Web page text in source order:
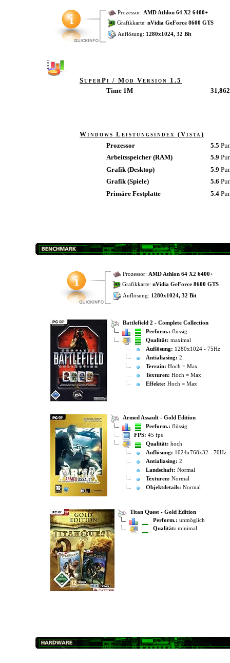
Prozessor: AMD Athlon 64 X2 6400+
Grafikkarte: nVidia GeForce 8600 GTS
Auflösung: 1280x1024, 32 Bit
SuperPi / Mod Version 1.5
Time 1M
Windows Leistungsindex (Vista)
Prozessor
5.5
Arbeitsspeicher (RAM)
5.9
Grafik (Desktop)
5.9
Grafik (Spiele)
5.6
Primäre Festplatte
5.4
Prozessor: AMD Athlon 64 X2 6400+
Grafikkarte: nVidia GeForce 8600 GTS
Auflösung: 1280x1024, 32 Bit
Battlefield 2 - Complete Collection
Perform.: flüssig
Qualität: maximal
Auflösung: 1280x1024 - 75Hz
Antialiasing: 2
Terrain: Hoch = Max
Texturen: Hoch = Max
Effekte: Hoch = Max
Armed Assault - Gold Edition
Perform.: flüssig
FPS: 45 fps
Qualität: hoch
Auflösung: 1024x768x32 - 70Hz
Antialiasing: 2
Landschaft: Normal
Texturen: Normal
Objektdetails: Normal
Titan Quest - Gold Edition
Perform.: unmöglich
Qualität: minimal